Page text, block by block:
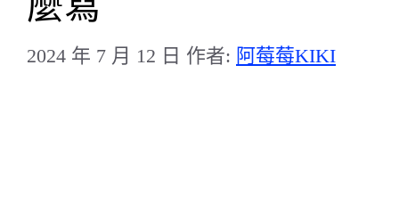
2024 年 7 月 12 日 作者: 阿莓莓KIKI